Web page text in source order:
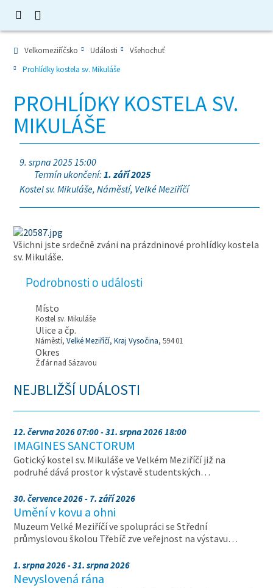
Velkomeziříčsko Události
Všehochuť
Prohlídky kostela sv. Mikuláše
PROHLÍDKY KOSTELA SV.
MIKULÁŠE
9. srpna 2025 15:00
Termín ukončení:1. září 2025
Kostel sv. Mikuláše, Náměstí, Velké Meziříčí
Všichni jste srdečně zváni na prázdninové prohlídky kostela
sv. Mikuláše.
Podrobnosti o události
Místo
Kostel sv. Mikuláše
Ulice a čp.
Náměstí,Velké Meziříčí,Kraj Vysočina, 594 01
Okres
Žďár nad Sázavou
NEJBLIŽŠÍ UDÁLOSTI
12. června 2026 07:00 - 31. srpna 2026 18:00
IMAGINES SANCTORUM
Gotický kostel sv. Mikuláše ve Velkém Meziříčí již na
podruhé dává prostor k výstavě studentských…
30. července 2026 - 7. září 2026
Umění v kovu a ohni
Muzeum Velké Meziříčí ve spolupráci se Střední
průmyslovou školou Třebíč zve veřejnost na výstavu…
1. srpna 2026 - 31. srpna 2026
Nevyslovená rána